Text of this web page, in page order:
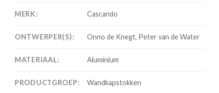
MERK: Cascando
ONTWERPER(S): Onno de Knegt, Peter van de Water
MATERIAAL: Aluminium
PRODUCTGROEP: Wandkapstokken